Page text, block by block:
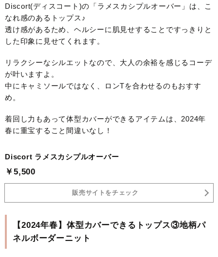
Discort(ディスコート)の「ラメスカシプルオーバー」は、こ
なれ感のあるトップス♪
透け感があるため、ヘルシーに肌見せすることですっきりと
した印象に見せてくれます。
リラクシーなシルエットなので、大人の余裕を感じるコーデ
が叶いますよ。
中にキャミソールではなく、ロンTを合わせるのもおすす
め。
着回し力もあって体型カバーができるアイテムは、2024年
春に重宝すること間違いなし！
Discort ラメスカシプルオーバー
￥5,500
販売サイトをチェック
【2024年春】体型カバーできるトップス③地柄パ
ネルボーダーニット